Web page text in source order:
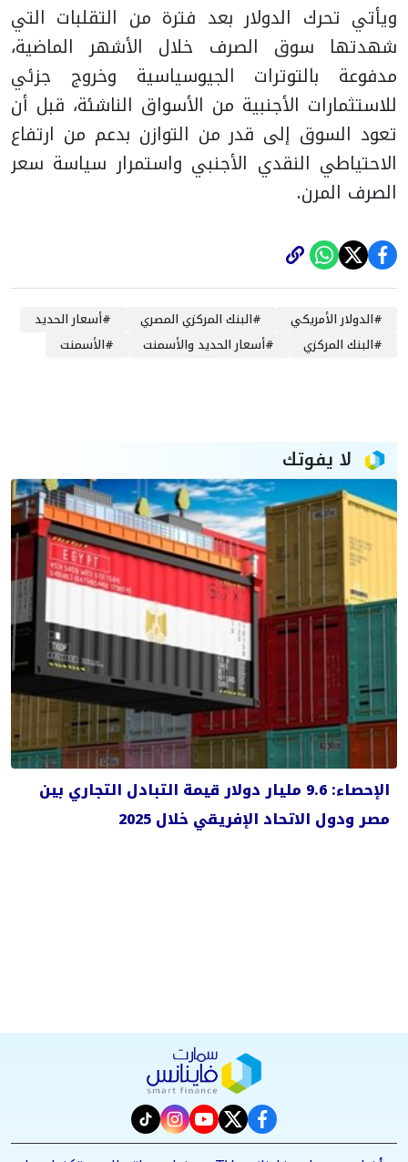
ويأتي تحرك الدولار بعد فترة من التقلبات التي
شهدتها سوق الصرف خلال الأشهر الماضية،
مدفوعة بالتوترات الجيوسياسية وخروج جزئي
للاستثمارات الأجنبية من الأسواق الناشئة، قبل أن
تعود السوق إلى قدر من التوازن بدعم من ارتفاع
الاحتياطي النقدي الأجنبي واستمرار سياسة سعر
الصرف المرن.
#الدولار الأمريكي #البنك المركزي المصري #أسعار الحديد
#البنك المركزي #أسعار الحديد والأسمنت #الأسمنت
لا يفوتك
الإحصاء: 9.6 مليار دولار قيمة التبادل التجاري بين
مصر ودول الاتحاد الإفريقي خلال 2025
facebook
twitter
youtube
instagram
tiktok